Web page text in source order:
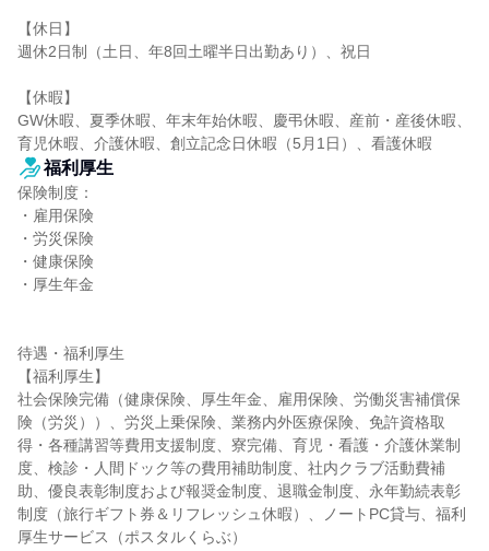
【休日】
週休2日制（土日、年8回土曜半日出勤あり）、祝日
【休暇】
GW休暇、夏季休暇、年末年始休暇、慶弔休暇、産前・産後休暇、
育児休暇、介護休暇、創立記念日休暇（5月1日）、看護休暇
福利厚生
保険制度：
・雇用保険
・労災保険
・健康保険
・厚生年金
待遇・福利厚生
【福利厚生】
社会保険完備（健康保険、厚生年金、雇用保険、労働災害補償保
険（労災））、労災上乗保険、業務内外医療保険、免許資格取
得・各種講習等費用支援制度、寮完備、育児・看護・介護休業制
度、検診・人間ドック等の費用補助制度、社内クラブ活動費補
助、優良表彰制度および報奨金制度、退職金制度、永年勤続表彰
制度（旅行ギフト券＆リフレッシュ休暇）、ノートPC貸与、福利
厚生サービス（ポスタルくらぶ）